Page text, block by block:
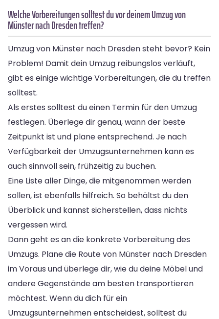
Welche Vorbereitungen solltest du vor deinem Umzug von
Münster nach Dresden treffen?
Umzug von Münster nach Dresden steht bevor? Kein
Problem! Damit dein Umzug reibungslos verläuft,
gibt es einige wichtige Vorbereitungen, die du treffen
solltest.
Als erstes solltest du einen Termin für den Umzug
festlegen. Überlege dir genau, wann der beste
Zeitpunkt ist und plane entsprechend. Je nach
Verfügbarkeit der Umzugsunternehmen kann es
auch sinnvoll sein, frühzeitig zu buchen.
Eine Liste aller Dinge, die mitgenommen werden
sollen, ist ebenfalls hilfreich. So behältst du den
Überblick und kannst sicherstellen, dass nichts
vergessen wird.
Dann geht es an die konkrete Vorbereitung des
Umzugs. Plane die Route von Münster nach Dresden
im Voraus und überlege dir, wie du deine Möbel und
andere Gegenstände am besten transportieren
möchtest. Wenn du dich für ein
Umzugsunternehmen entscheidest, solltest du